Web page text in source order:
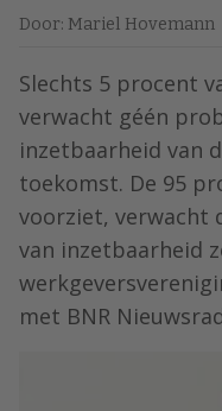
Door: Mariel Hovemann
Slechts 5 procent
verwacht géén
inzetbaarheid van
toekomst. De 95
voorziet, verwacht
van inzetbaarheid
met BNR